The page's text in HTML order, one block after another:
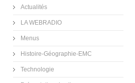
Actualités
LA WEBRADIO
Menus
Histoire-Géographie-EMC
Technologie